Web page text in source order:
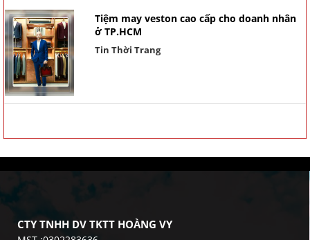
Tiệm may veston cao cấp cho doanh nhân
ở TP.HCM
Tin Thời Trang
CTY TNHH DV TKTT HOÀNG VY